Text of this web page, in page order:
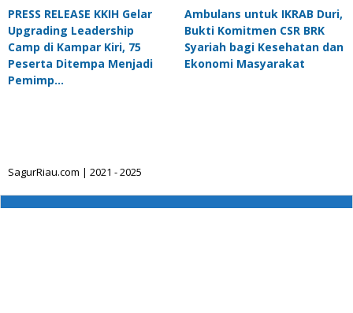
PRESS RELEASE KKIH Gelar
Upgrading Leadership
Camp di Kampar Kiri, 75
Peserta Ditempa Menjadi
Pemimp…
Ambulans untuk IKRAB Duri,
Bukti Komitmen CSR BRK
Syariah bagi Kesehatan dan
Ekonomi Masyarakat
SagurRiau.com | 2021 - 2025